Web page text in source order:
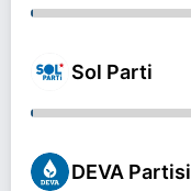
Sol Parti
DEVA Partisi